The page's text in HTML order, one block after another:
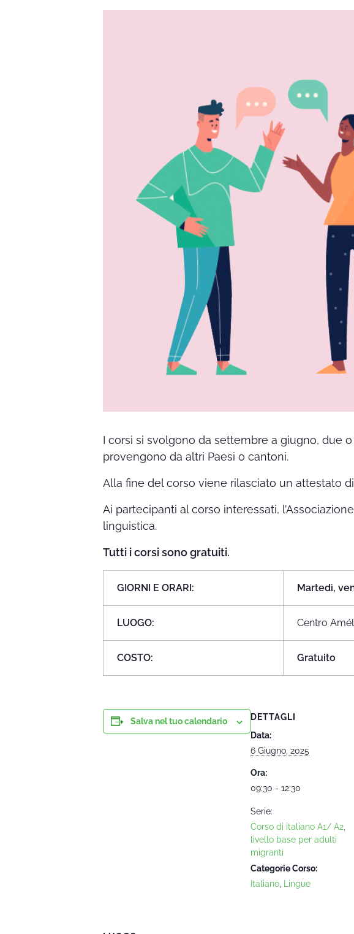
I corsi si svolgono da settembre a giugno, due
provengono da altri Paesi o cantoni.
Alla fine del corso viene rilasciato un attestato
Ai partecipanti al corso interessati,
linguistica.
Tutti i corsi sono gratuiti.
GIORNI E ORARI: Martedì,
LUOGO: Centro
COSTO: Gratuito
Salva nel tuo calendario
DETTAGLI
Data:
6 Giugno, 2025
Ora:
09:30 - 12:30
Serie:
Corso di italiano A1/ A2,
livello base per adulti
migranti
Categorie Corso:
Italiano
Lingue